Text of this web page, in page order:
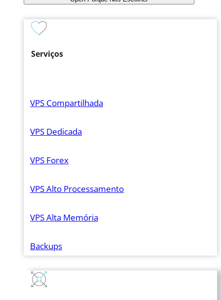
Serviços
VPS Compartilhada
VPS Dedicada
VPS Forex
VPS Alto Processamento
VPS Alta Memória
Backups